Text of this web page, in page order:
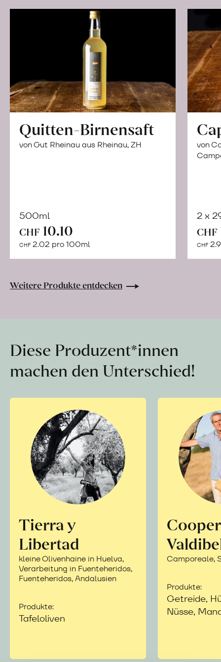
Quitten-Birnensaft
von Gut Rheinau aus Rheinau, ZH
500ml
CHF 10.10
CHF 2.02 pro 100ml
Warenkorb
von
2 x
CHF
CHF
Weitere Produkte entdecken
Diese Produzent*innen
machen den Unterschied!
Tierra y
Libertad
kleine Olivenhaine in Huelva,
Verarbeitung in Fuenteheridos,
Fuenteheridos, Andalusien
Produkte:
Tafeloliven
Camporeale,
Produkte:
Getreide,
Nüsse,